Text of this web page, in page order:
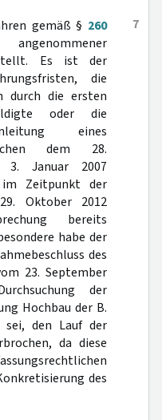
7
gemäß § 260
Es ist der
die
durch die ersten
oder die
eines
dem 28.
3. Januar 2007
im Zeitpunkt der
Oktober 2012
bereits
habe der
des
23. September
der
Hochbau der B.
sei, den Lauf der
da diese
des